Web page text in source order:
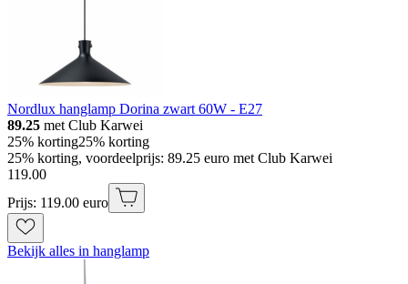
Nordlux hanglamp Dorina zwart 60W - E27
89.25 met Club Karwei
25% korting25% korting
25% korting, voordeelprijs: 89.25 euro met Club Karwei
119.00
Prijs: 119.00 euro
Bekijk alles in hanglamp